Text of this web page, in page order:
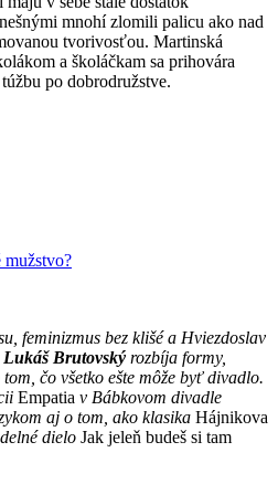
mnohí zlomili palicu ako nad
tvorivosťou. Martinská
a školáčkam sa prihovára
po dobrodružstve.
feminizmus bez klišé a Hviezdoslav
Lukáš Brutovský rozbíja formy,
čo všetko ešte môže byť divadlo.
Empatia v Bábkovom divadle
aj o tom, ako klasika Hájnikova
dielo Jak jeleň budeš si tam